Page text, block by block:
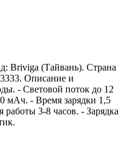
Briviga (Тайвань). Страна
Описание и
- Световой поток до 12
мАч. - Время зарядки 1,5
3-8 часов. - Зарядка